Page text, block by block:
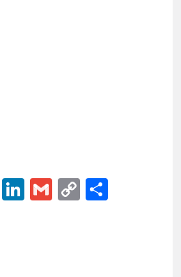
X LinkedIn
Gmail
Copy